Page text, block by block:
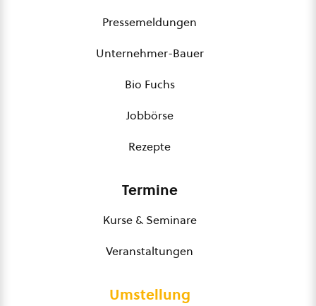
Pressemeldungen
Unternehmer-Bauer
Bio Fuchs
Jobbörse
Rezepte
Termine
Kurse & Seminare
Veranstaltungen
Umstellung